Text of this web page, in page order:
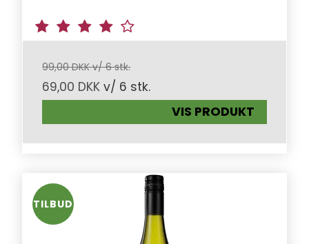
99,00 DKK v/ 6 stk.
69,00 DKK v/ 6 stk.
VIS PRODUKT
TILBUD